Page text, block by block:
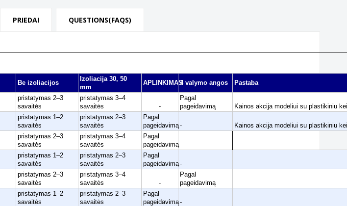
PRIEDAI QUESTIONS(FAQS)
Be izoliacijos
Izoliacija 30, 50
mm
APLINKIMAS4 valymo angos Pastaba
pristatymas 2–3
savaitės
pristatymas 3–4
savaitės
-
Pagal
pageidavimą
Kainos akcija modeliui su plastikiniu
pristatymas 1–2
savaitės
pristatymas 2–3
savaitės
Pagal
pageidavimą- Kainos akcija modeliui su plastikiniu
pristatymas 2–3
savaitės
pristatymas 3–4
savaitės
Pagal
pageidavimą
pristatymas 1–2
savaitės
pristatymas 2–3
savaitės
Pagal
pageidavimą-
pristatymas 2–3
savaitės
pristatymas 3–4
savaitės
-
Pagal
pageidavimą
pristatymas 1–2
savaitės
pristatymas 2–3
savaitės
Pagal
pageidavimą-